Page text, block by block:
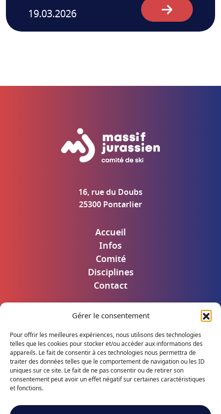
Gérer le consentement
Pour offrir les meilleures expériences, nous utilisons des technologies
telles que les cookies pour stocker et/ou accéder aux informations des
appareils. Le fait de consentir à ces technologies nous permettra de
traiter des données telles que le comportement de navigation ou les ID
uniques sur ce site. Le fait de ne pas consentir ou de retirer son
consentement peut avoir un effet négatif sur certaines caractéristiques
et fonctions.
19.03.2026
16, rue du Doubs
25300 Pontarlier
Accueil
Infos
Comité
Disciplines
Contact
Mentions légales
Accès utilisateur
Suivez notre actualité